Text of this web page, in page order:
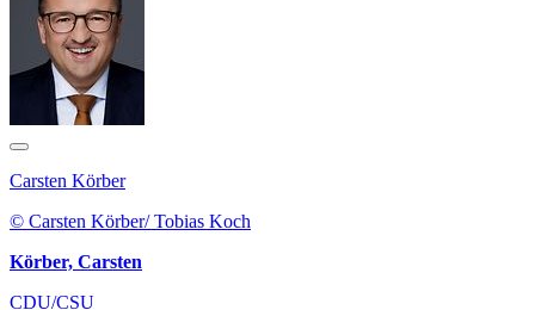
Carsten Körber
© Carsten Körber/ Tobias Koch
Körber, Carsten
CDU/CSU